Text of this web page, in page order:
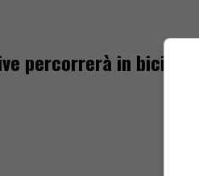
percorrerà in bici la